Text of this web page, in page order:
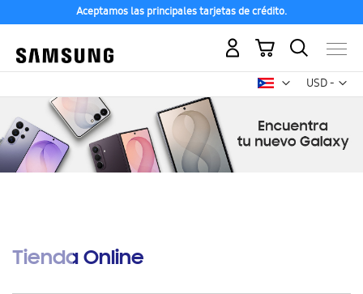
Aceptamos las principales tarjetas de crédito.
USD -
dólar
Mi carrito
Tienda Online